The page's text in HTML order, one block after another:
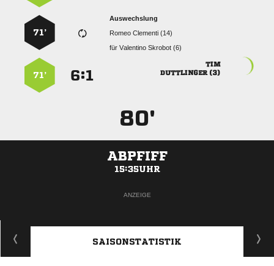
Auswechslung
  
für  
71’

 
:
71’
80'
ABPFIFF
15:35UHR
ANZEIGE
SAISONSTATISTIK